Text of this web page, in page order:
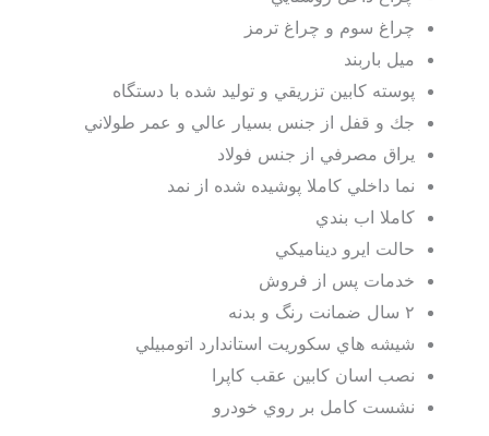
چراغ سوم و چراغ ترمز
ميل باربند
پوسته كابين تزريقي و توليد شده با دستگاه
جك و قفل از جنس بسيار عالي و عمر طولاني
يراق مصرفي از جنس فولاد
نما داخلي كاملا پوشيده شده از نمد
كاملا اب بندي
حالت ايرو ديناميكي
خدمات پس از فروش
٢ سال ضمانت رنگ و بدنه
شيشه هاي سكوريت استاندارد اتومبيلي
نصب اسان كابين عقب كاپرا
نشست كامل بر روي خودرو